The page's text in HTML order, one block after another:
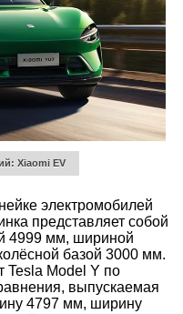
Xiaomi EV
электромобилей
представляет собой
4999 мм, шириной
базой 3000 мм.
Tesla Model Y по
выпускаемая
4797 мм, ширину